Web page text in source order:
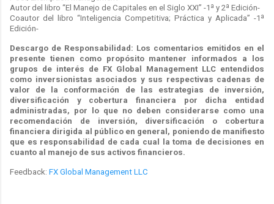
Autor del libro “El Manejo de Capitales en el Siglo XXI” -1ª y 2ª Edición-
Coautor del libro “Inteligencia Competitiva; Práctica y Aplicada” -1ª
Edición-
Descargo de Responsabilidad: Los comentarios emitidos en el
presente tienen como propósito mantener informados a los
grupos de interés de FX Global Management LLC entendidos
como inversionistas asociados y sus respectivas cadenas de
valor de la conformación de las estrategias de inversión,
diversificación y cobertura financiera por dicha entidad
administradas, por lo que no deben considerarse como una
recomendación de inversión, diversificación o cobertura
financiera dirigida al público en general, poniendo de manifiesto
que es responsabilidad de cada cual la toma de decisiones en
cuanto al manejo de sus activos financieros.
Feedback: FX Global Management LLC